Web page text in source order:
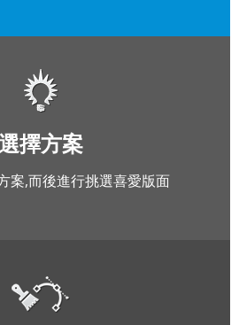
擇方案
案,而後進行挑選喜愛版面